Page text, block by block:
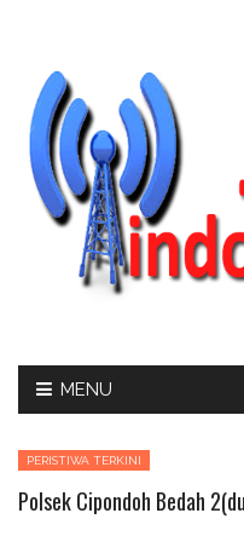
MENU
PERISTIWA TERKINI
Polsek Cipondoh Bedah